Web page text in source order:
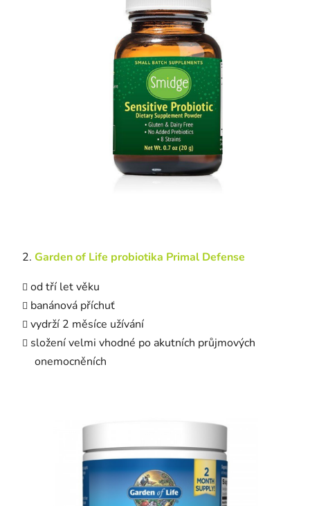
Gardenof Life probiotika Primal Defense
od tří let věku
banánová příchuť
vydrží 2 měsíce užívání
složení velmi vhodné po akutních průjmových
onemocněních